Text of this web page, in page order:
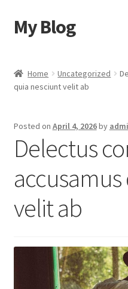
Skip
to
Skip
to
My Blog
Cart
Checkout
My account
Sample Page
Shop
Home Uncategorized
quia nesciunt velit ab
Posted on April 4, 2026by
Delectus
velit ab